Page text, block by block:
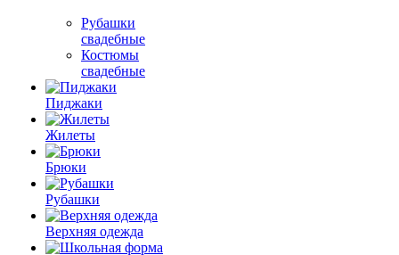
Рубашки
свадебные
Костюмы
свадебные
Пиджаки
Жилеты
Брюки
Рубашки
Верхняя одежда